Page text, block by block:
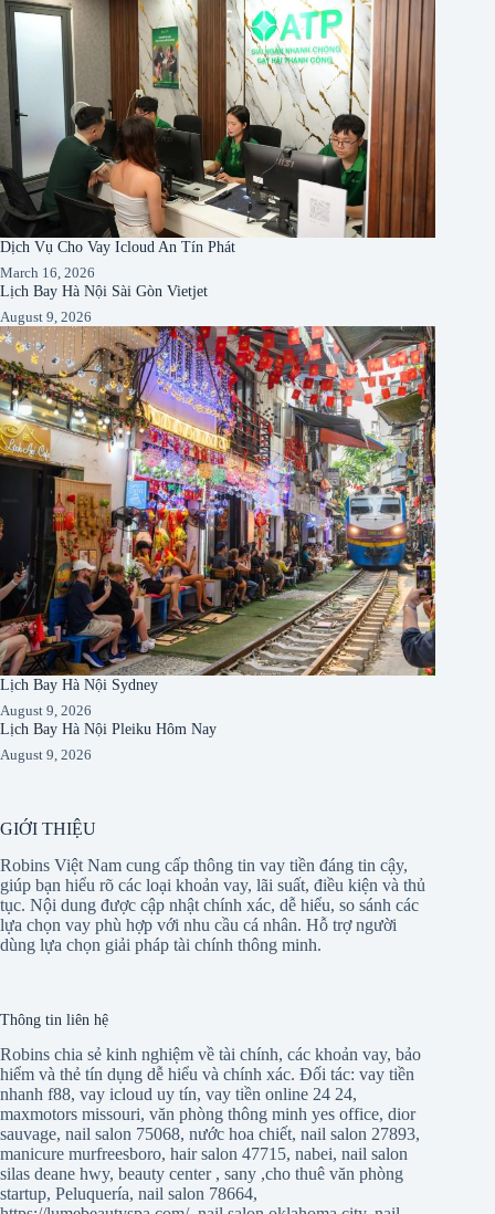
Dịch Vụ Cho Vay Icloud An Tín Phát
March 16, 2026
Lịch Bay Hà Nội Sài Gòn Vietjet
August 9, 2026
Lịch Bay Hà Nội Sydney
August 9, 2026
Lịch Bay Hà Nội Pleiku Hôm Nay
August 9, 2026
GIỚI THIỆU
Robins Việt Nam cung cấp thông tin vay tiền đáng tin cậy,
giúp bạn hiểu rõ các loại khoản vay, lãi suất, điều kiện và thủ
tục. Nội dung được cập nhật chính xác, dễ hiểu, so sánh các
lựa chọn vay phù hợp với nhu cầu cá nhân. Hỗ trợ người
dùng lựa chọn giải pháp tài chính thông minh.
Thông tin liên hệ
Robins chia sẻ kinh nghiệm về tài chính, các khoản vay, bảo
hiểm và thẻ tín dụng dễ hiểu và chính xác. Đối tác: vay tiền
nhanh f88, vay icloud uy tín, vay tiền online 24 24,
maxmotors missouri, văn phòng thông minh yes office, dior
sauvage, nail salon 75068, nước hoa chiết, nail salon 27893,
manicure murfreesboro, hair salon 47715, nabei, nail salon
silas deane hwy, beauty center, sany ,cho thuê văn phòng
startup, Peluquería, nail salon 78664,